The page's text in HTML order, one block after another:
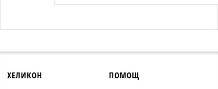
ХЕЛИКОН ПОМОЩ